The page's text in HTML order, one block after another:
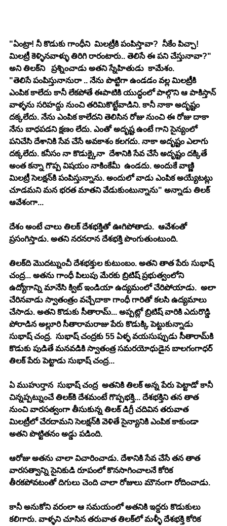
"ఏంట్రా! నీ కొడుకు గాంధీని  మిలట్రీకి పంపిస్తావా?  నీకేం పిచ్చా!
మిలట్రీ కెళ్ళిన‌వాళ్ళు తిరిగి రారంటారు.. తెలిసే ఈ ప‌ని చేస్తునావా?"
అని తిల‌క్‌ని   ప్ర‌శ్నించాడు అత‌ని స్నేహితుడు  కామేశం.
"తెలిసే పంపిస్తునానురా .. నేను పొట్టిగా ఉండ‌డం వ‌ల్ల మిల‌ట్రీకి
ఎంపిక కాలేదు కానీ లేక‌పోతే ఈపాటికి యుద్ధంలో పాల్గొని ఆ పాకిస్తాన్
వాళ్ళ‌ను స‌రిహ‌ద్దు నుంచి త‌రిమికొట్టేవాడిని. కానీ నాకా అదృష్టం
ద‌క్క‌లేదు. నేను ఎంపిక కాలేద‌ని తెలిసిన రోజు నుంచి ఈ రోజు దాకా
నేను బాధ‌ప‌డ‌ని క్ష‌ణం లేదు. ఎంతో అదృష్ట ఉంటే గాని సైన్యంలో
ప‌నిచేసి దేశానికి సేవ చేసే అవ‌కాశం క‌ల‌గ‌దు. నాకా అదృష్టం ఎలాగు
ద‌క్క‌లేదు. క‌నీసం నా కొడుక్కైనా  దేశానికి సేవ చేసే అదృష్టం ద‌క్కితే
అంత క‌న్నా గొప్ప విష‌యం నాకింకేమీ  ఉండ‌దు. అందుకే వాణ్ణి
మిలట్రీ సెల‌క్ష‌న్‌కి పంపిస్తున్నాను. అందులో వాడు ఎంపిక అయ్యేట‌ట్లు
చూడ‌మ‌ని మ‌న భ‌ర‌త మాత‌ని వేడుకుంటున్నాను" అన్నాడు తిల‌క్
ఆవేశంగా...
దేశం అంటే చాలు తిల‌క్ దేశ‌భ‌క్తితో ఊగిపోతాడు.  ఆవేశంతో
ప్ర‌సంగిస్తాడు. అత‌ని న‌ర‌న‌రాన దేశ‌భ‌క్తి పొంగుతుంటుంది.
తిల‌క్‌ది మొద‌ట్నుంచీ దేశ‌భ‌క్తుల కుటుంబం. అత‌ని తాత పేరు సుభాష్
చంద్ర‌... అత‌ను గాంధీ పిలుపు మేర‌కు బ్రిటిష్ ప్ర‌భుత్వంలోని
ఉద్యోగాన్ని మానేసి క్విట్ ఇండియా ఉద్య‌మంలో చేరిపోయాడు.  అలా
చేరిన‌వాడు స్వాతంత్రం వ‌చ్చేదాకా గాంధీ గారితో క‌ల‌సి ఉద్య‌మాలు
చేసాడు. అత‌ని కొడుకు సీతారామ్‌... అప్ప‌ట్లో బ్రిటిష్ వారికి ఎదురొడ్డి
పోరాడిన అల్లూరి సీతారామ‌రాజు పేరు కొడుక్కి పెట్టుకున్నాడు
సుభాష్ చంద్ర‌.  సుభాష్ చంద్ర‌కు 55 ఏళ్ళ వ‌య‌సుప్పుడు సీతారామ్‌కి
కొడుకు పుడితే మ‌నవ‌డికి స్వాతంత్ర స‌మ‌ర‌యోధుడైన బాల‌గంగాధ‌ర్
తిల‌క్ పేరు పెట్టాడు సుభాష్ చంద్ర‌...
ఏ ముహుర్తాన  సుభాష్ చంద్ర  అత‌నికి తిల‌క్ అన్న పేరు పెట్టాడో కానీ
చిన్న‌ప్ప‌ట్నుంచే తిల‌క్‌కి దేశ‌మంటే గొప్ప‌భ‌క్తి... దేశ‌భ‌క్తిని తన తాత
నుంచి వార‌స‌త్వంగా తీసుకున్న తిల‌క్ డిగ్రీ చ‌దివిన త‌రువాత
మిల‌ట్రీలో చేర‌దామ‌ని సెల‌క్ష‌న్‌కి వెళితే సైన్యానికి ఎంపిక కాకుండా
అత‌ని పొట్టిత‌నం అడ్డు ప‌డింది.
ఆరోజు అత‌ను చాలా విచారించాడు. దేశానికి సేవ చేసే త‌న తాత
వార‌సత్వాన్ని సైనికుడి రూపంలో కొన‌సాగించాల‌నే కోరిక
తీర‌క‌పోవ‌టంతో దిగులు చెంది చాలా రోజులు మౌనంగా రోదించాడు.
కానీ అనుకోని వ‌రంలా ఆ స‌మ‌యంలో అత‌నికి ఇద్ద‌రు కొడుకులు
క‌లిగారు. వాళ్ళ‌ని చూసిన త‌రువాత తిల‌క్‌లో మ‌ళ్ళీ దేశ‌భ‌క్తి కోరిక